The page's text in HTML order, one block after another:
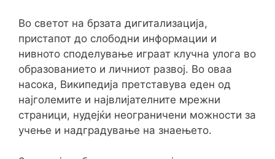
Во светот на брзата дигитализација,
пристапот до слободни информации и
нивното споделување играат клучна улога во
образованието и личниот развој. Во оваа
насока, Википедија претставува еден од
најголемите и највлијателните мрежни
страници, нудејќи неограничени можности за
учење и надградување на знаењето.